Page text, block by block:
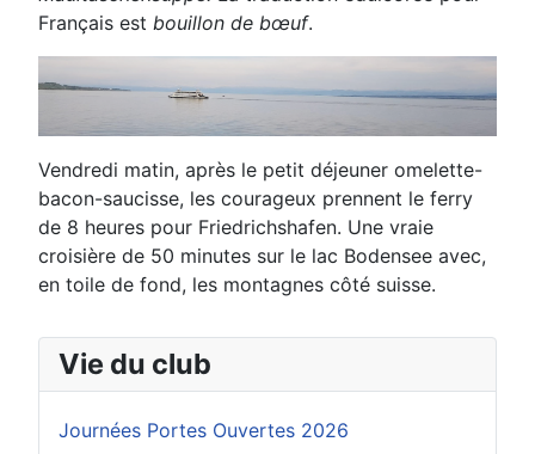
Vie du club
Journées Portes Ouvertes 2026
Français est bouillon de bœuf.
Vendredi matin, après le petit déjeuner omelette-
bacon-saucisse, les courageux prennent le ferry
de 8 heures pour Friedrichshafen. Une vraie
croisière de 50 minutes sur le lac Bodensee avec,
en toile de fond, les montagnes côté suisse.